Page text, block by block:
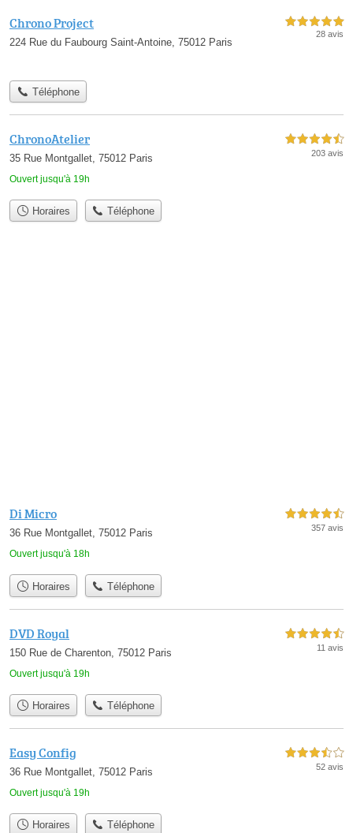
Chrono Project
224 Rue du Faubourg Saint-Antoine, 75012 Paris
5,0 étoiles sur 5
28 avis
Téléphone
ChronoAtelier
35 Rue Montgallet, 75012 Paris
Ouvert jusqu'à 19h
4,5 étoiles sur 5
203 avis
Horaires Téléphone
Di Micro
36 Rue Montgallet, 75012 Paris
Ouvert jusqu'à 18h
4,5 étoiles sur 5
357 avis
Horaires Téléphone
DVD Royal
150 Rue de Charenton, 75012 Paris
Ouvert jusqu'à 19h
4,5 étoiles sur 5
11 avis
Horaires Téléphone
Easy Config
36 Rue Montgallet, 75012 Paris
Ouvert jusqu'à 19h
3,5 étoiles sur 5
52 avis
Horaires Téléphone